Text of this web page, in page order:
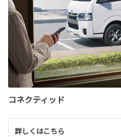
コネクティッド
詳しくはこちら